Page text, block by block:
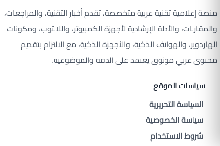
منصة إعلامية تقنية عربية متخصصة، تقدم أخبار التقنية، والمراجعات،
والمقارنات، والأدلة الإرشادية لأجهزة الكمبيوتر، واللابتوب، ومكونات
الهاردوير، والهواتف الذكية، والأجهزة الذكية، مع الالتزام بتقديم
محتوى عربي موثوق يعتمد على الدقة والموضوعية.
سياسات الموقع
السياسة التحريرية
سياسة الخصوصية
شروط الاستخدام